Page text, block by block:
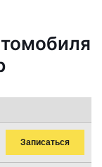
Записаться